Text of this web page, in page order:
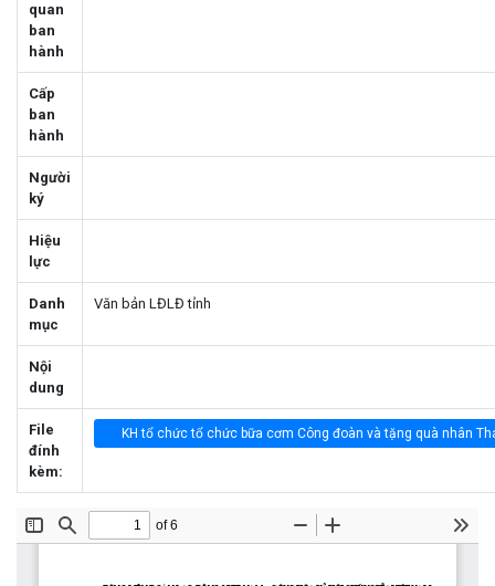
quan
ban
hành
Cấp
ban
hành
Người
ký
Hiệu
lực
Danh
mục
Văn bản LĐLĐ tỉnh
Nội
dung
File
đính
kèm:
KH tổ chức tổ chức bữa cơm Công đoàn và tặng quà nhân